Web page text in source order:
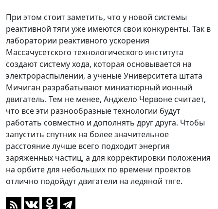
При этом стоит заметить, что у новой системы
реактивной тяги уже имеются свои конкуренты. Так в
лаборатории реактивного ускорения
Массачусетского технологического института
создают систему хода, которая основывается на
электрораспылении, а ученые Университета штата
Мичиган разрабатывают миниатюрный ионный
двигатель. Тем не менее, Анджело Червоне считает,
что все эти разнообразные технологии будут
работать совместно и дополнять друг друга. Чтобы
запустить спутник на более значительное
расстояние лучше всего подходит энергия
заряженных частиц, а для корректировки положения
на орбите для небольших по времени проектов
отлично подойдут двигатели на ледяной тяге.